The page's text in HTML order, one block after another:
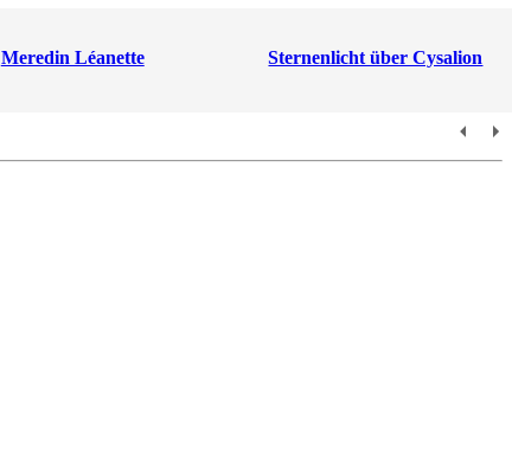
Meredin Léanette Sternenlicht über Cysalion